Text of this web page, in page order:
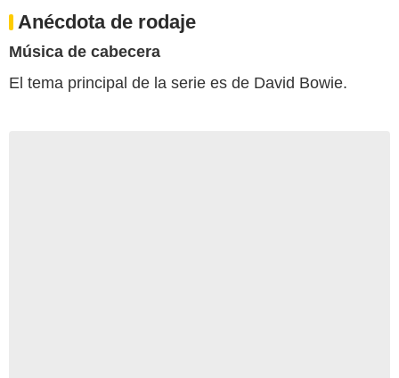
Anécdota de rodaje
Música de cabecera
El tema principal de la serie es de David Bowie.